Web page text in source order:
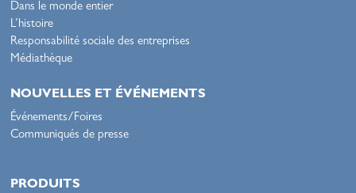
Dans le monde entier
L’histoire
Responsabilité sociale des entreprises
Médiathèque
NOUVELLES ET ÉVÉNEMENTS
Événements/Foires
Communiqués de presse
PRODUITS